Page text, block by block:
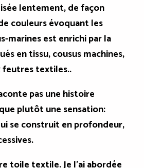
lentement, de façon
couleurs évoquant les
marines est enrichi par la
en tissu,coususmachines,
feutres textiles..
pas une histoire
plutôt une sensation:
se construit en profondeur,